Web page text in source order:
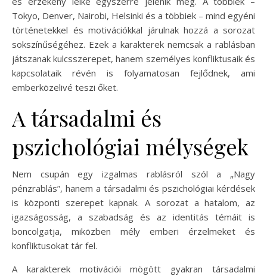
Tokyo, Denver, Nairobi, Helsinki és a többiek – mind egyéni
történetekkel és motivációkkal járulnak hozzá a sorozat
sokszínűségéhez. Ezek a karakterek nemcsak a rablásban
játszanak kulcsszerepet, hanem személyes konfliktusaik és
kapcsolataik révén is folyamatosan fejlődnek, ami
emberközelivé teszi őket.
A társadalmi és
pszichológiai mélységek
Nem csupán egy izgalmas rablásról szól a „Nagy
pénzrablás”, hanem a társadalmi és pszichológiai kérdések
is központi szerepet kapnak. A sorozat a hatalom, az
igazságosság, a szabadság és az identitás témáit is
boncolgatja, miközben mély emberi érzelmeket és
konfliktusokat tár fel.
A karakterek motivációi mögött gyakran társadalmi